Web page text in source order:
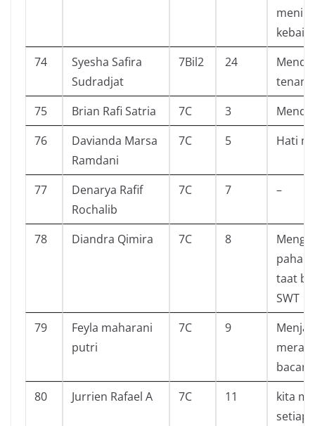
74
Syesha Safira
Sudradjat
7Bil2 24
75
Brian Rafi Satria 7C 3
76
Davianda Marsa
Ramdani
7C 5 Hati
77
Denarya Rafif
Rochalib
7C 7 –
78 Diandra Qimira 7C 8
taat
SWT
79
Feyla maharani
putri
7C 9
80
Jurrien Rafael A 7C 11
kita
setiap